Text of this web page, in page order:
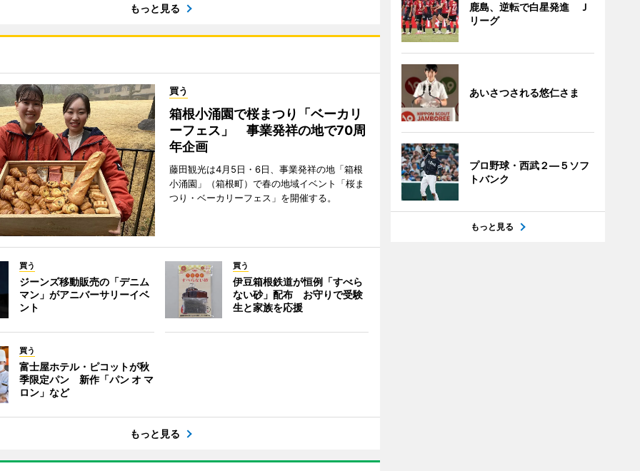
もっと見る
買う
箱根小涌園で桜まつり「ベーカリ
ーフェス」 事業発祥の地で70周
年企画
藤田観光は4月5日・6日、事業発祥の地「箱根
小涌園」（箱根町）で春の地域イベント「桜ま
つり・ベーカリーフェス」を開催する。
買う
ジーンズ移動販売の「デニム
マン」がアニバーサリーイベ
ント
買う
伊豆箱根鉄道が恒例「すべら
ない砂」配布 お守りで受験
生と家族を応援
買う
富士屋ホテル・ピコットが秋
季限定パン 新作「パン オ マ
ロン」など
もっと見る
鹿島、逆転で白星発進 Ｊ
リーグ
あいさつされる悠仁さま
プロ野球・西武２―５ソフ
トバンク
もっと見る